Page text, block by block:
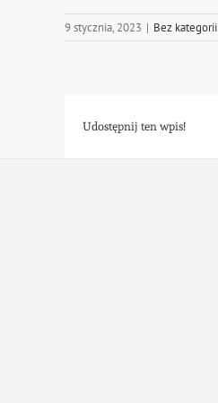
9 stycznia, 2023 | Bez kategorii
Udostępnij ten wpis!